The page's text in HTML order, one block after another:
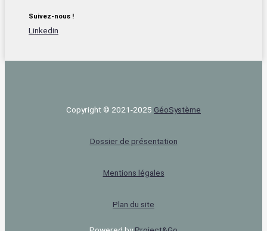
Suivez-nous !
Linkedin
Copyright © 2021-2025 Géo‌Système
Dossier de présentation
Mentions légales
Plan du site